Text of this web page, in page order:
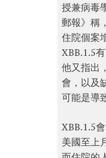
授兼病毒
郵報》稱
住院個案
XBB.1.5
他又指出
會，以及
可能是導
XBB.1.5
美國至上